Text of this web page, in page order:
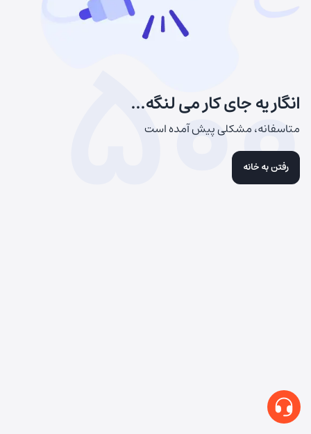
انگار یه جای کار می لنگه...
متاسفانه، مشکلی پیش آمده است
رفتن به خانه
500